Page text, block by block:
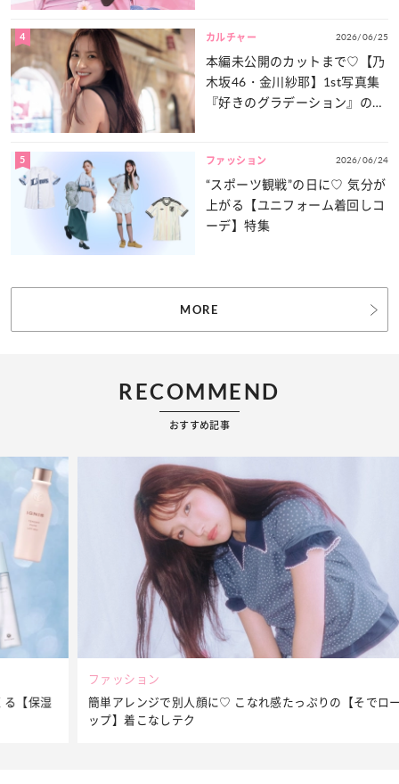
4 カルチャー 2026/06/25
本編未公開のカットまで♡【乃
木坂46・金川紗耶】1st写真集
『好きのグラデーション』の魅
5 ファッション 2026/06/24
“スポーツ観戦”の日に♡ 気分が
上がる【ユニフォーム着回しコ
ーデ】特集
MORE
RECOMMEND
おすすめ記事
ファッション
簡単アレンジで別人顔に♡ こなれ感たっぷりの【そでロールア
ップ】着こなしテク